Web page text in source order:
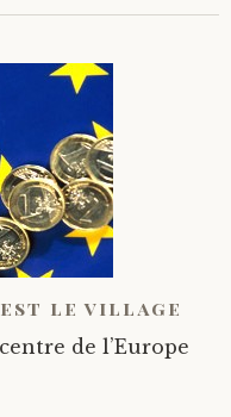
le village
de l’Europe